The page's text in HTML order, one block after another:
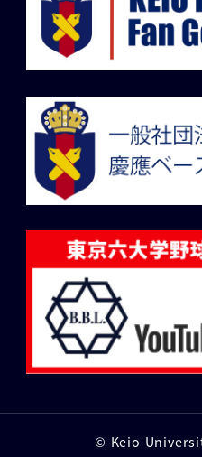
© Keio